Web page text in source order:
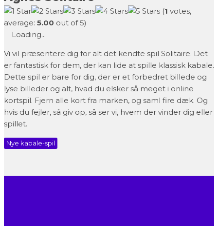
(1 votes,
average: 5.00 out of 5)
Loading...
Vi vil præsentere dig for alt det kendte spil Solitaire. Det
er fantastisk for dem, der kan lide at spille klassisk kabale.
Dette spil er bare for dig, der er et forbedret billede og
lyse billeder og alt, hvad du elsker så meget i online
kortspil. Fjern alle kort fra marken, og saml fire dæk. Og
hvis du fejler, så giv op, så ser vi, hvem der vinder dig eller
spillet.
Nye kabale-spil